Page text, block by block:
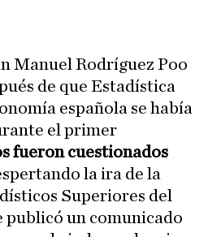
Manuel Rodríguez Poo
de que Estadística
española se había
el primer
fueron cuestionados
la ira de la
Superiores del
publicó un comunicado